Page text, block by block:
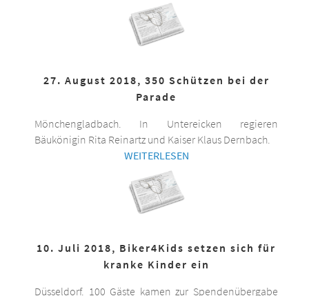
27. August 2018, 350 Schützen bei der
Parade
Mönchengladbach. In Untereicken regieren
Bäukönigin Rita Reinartz und Kaiser Klaus Dernbach.
WEITERLESEN
10. Juli 2018, Biker4Kids setzen sich für
kranke Kinder ein
Düsseldorf. 100 Gäste kamen zur Spendenübergabe